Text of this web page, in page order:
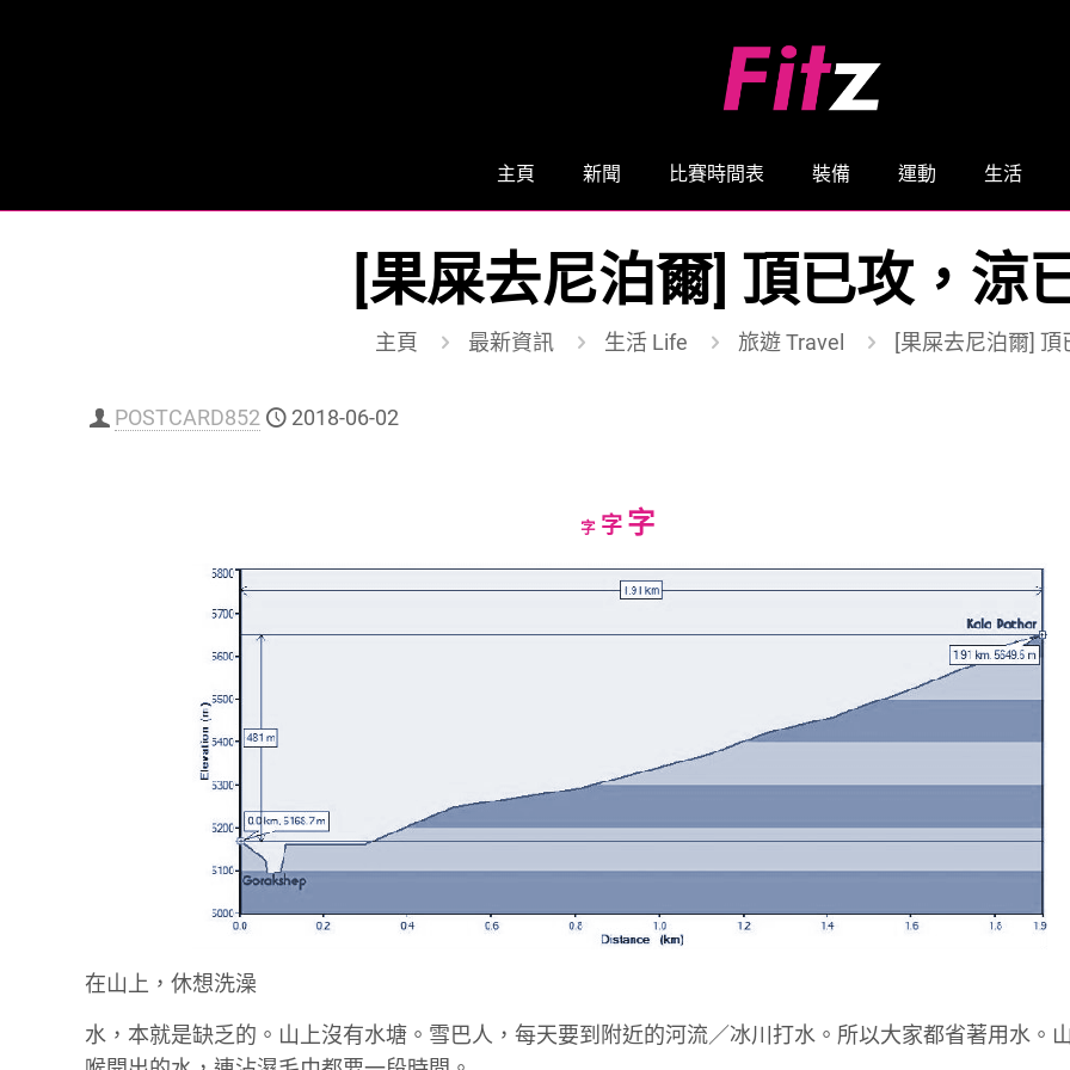
主頁 新聞 比賽時間表 裝備 運動 生活
[果屎去尼泊爾] 頂已攻，涼
主頁 最新資訊 生活 Life 旅遊 Travel [果屎去尼泊爾]
POSTCARD852 2018-06-02
字Decrease
size.
字Reset
size.
字Increase
size.
在山上，休想洗澡
水，本就是缺乏的。山上沒有水塘。雪巴人，每天要到附近的河流／冰川打水。所以大家都省著用水。